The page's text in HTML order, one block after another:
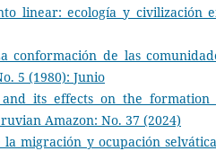
linear: ecología y civilización
conformación de las
5 (1980): Junio
and its effects on the
Amazon: No. 37 (2024)
la migración y ocupación